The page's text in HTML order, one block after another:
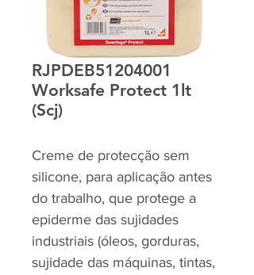
RJPDEB51204001
Worksafe Protect 1lt
(Scj)
Creme de protecção sem
silicone, para aplicação antes
do trabalho, que protege a
epiderme das sujidades
industriais (óleos, gorduras,
sujidade das máquinas, tintas,